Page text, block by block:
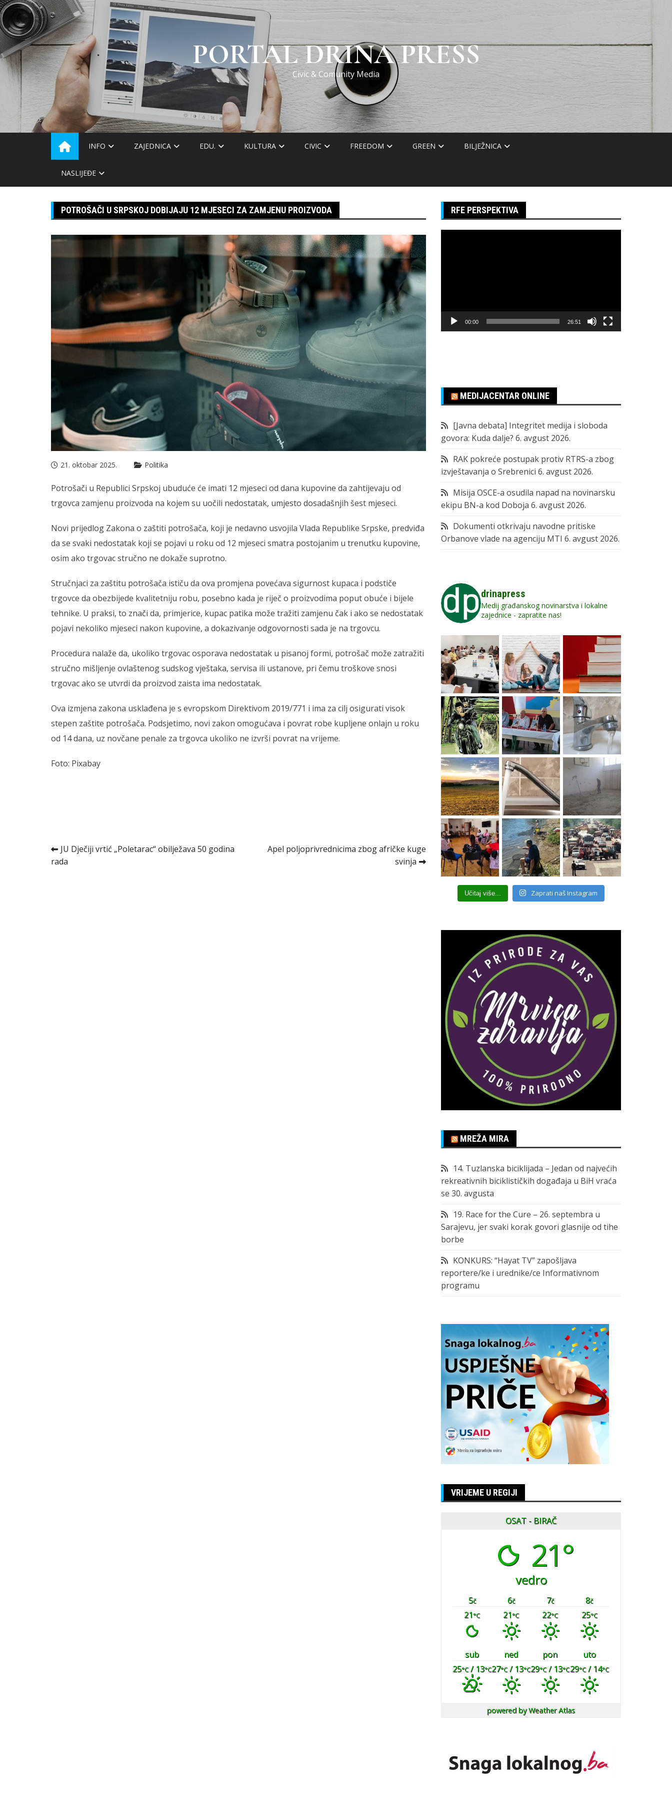
Skip
to
content
PORTAL DRINA PRESS
Civic & Comunity Media
INFO ZAJEDNICA EDU. KULTURA CIVIC FREEDOM GREEN BILJEŽNICA
NASLIJEĐE
POTROŠAČI U SRPSKOJ DOBIJAJU 12 MJESECI ZA ZAMJENU PROIZVODA
21. oktobar 2025. Politika
Potrošači u Republici Srpskoj ubuduće će imati 12 mjeseci od dana kupovine da zahtijevaju od
trgovca zamjenu proizvoda na kojem su uočili nedostatak, umjesto dosadašnjih šest mjeseci.
Novi prijedlog Zakona o zaštiti potrošača, koji je nedavno usvojila Vlada Republike Srpske, predviđa
da se svaki nedostatak koji se pojavi u roku od 12 mjeseci smatra postojanim u trenutku kupovine,
osim ako trgovac stručno ne dokaže suprotno.
Stručnjaci za zaštitu potrošača ističu da ova promjena povećava sigurnost kupaca i podstiče
trgovce da obezbijede kvalitetniju robu, posebno kada je riječ o proizvodima poput obuće i bijele
tehnike. U praksi, to znači da, primjerice, kupac patika može tražiti zamjenu čak i ako se nedostatak
pojavi nekoliko mjeseci nakon kupovine, a dokazivanje odgovornosti sada je na trgovcu.
Procedura nalaže da, ukoliko trgovac osporava nedostatak u pisanoj formi, potrošač može zatražiti
stručno mišljenje ovlaštenog sudskog vještaka, servisa ili ustanove, pri čemu troškove snosi
trgovac ako se utvrdi da proizvod zaista ima nedostatak.
Ova izmjena zakona usklađena je s evropskom Direktivom 2019/771 i ima za cilj osigurati visok
stepen zaštite potrošača. Podsjetimo, novi zakon omogućava i povrat robe kupljene onlajn u roku
od 14 dana, uz novčane penale za trgovca ukoliko ne izvrši povrat na vrijeme.
Foto: Pixabay
Kretanje
JU Dječiji vrtić „Poletarac“ obilježava 50 godina
rada
Apel poljoprivrednicima zbog afričke kuge
svinja
RFE PERSPEKTIVA
00:00 26:51
MEDIJACENTAR ONLINE
[Javna debata] Integritet medija i sloboda
govora: Kuda dalje? 6. avgust 2026.
RAK pokreće postupak protiv RTRS-a zbog
izvještavanja o Srebrenici 6. avgust 2026.
Misija OSCE-a osudila napad na novinarsku
ekipu BN-a kod Doboja 6. avgust 2026.
Dokumenti otkrivaju navodne pritiske
Orbanove vlade na agenciju MTI 6. avgust 2026.
drinapress
Medij građanskog novinarstva i lokalne
zajednice - zapratite nas!
Učitaj više... Zaprati naš Instagram
MREŽA MIRA
14. Tuzlanska biciklijada – Jedan od najvećih
rekreativnih biciklističkih događaja u BiH vraća
se 30. avgusta
19. Race for the Cure – 26. septembra u
Sarajevu, jer svaki korak govori glasnije od tihe
borbe
KONKURS: “Hayat TV” zapošljava
reportere/ke i urednike/ce Informativnom
programu
VRIJEME U REGIJI
OSAT - BIRAČ
21°
vedro
5č 6č 7č 8č
21°C 21°C 22°C 25°C
sub ned pon
uto
25°C/ 13°C27°C/ 13°C29°C/ 13°C29°C/ 14°C
powered byWeather Atlas